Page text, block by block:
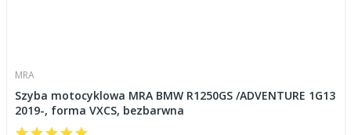
MRA
Szyba motocyklowa MRA BMW R1250GS /ADVENTURE 1G13
2019-, forma VXCS, bezbarwna